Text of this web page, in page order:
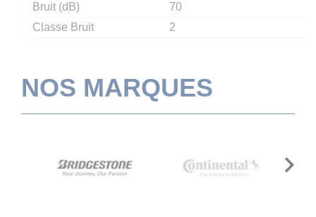
Bruit (dB)
70
Classe Bruit
2
NOS MARQUES